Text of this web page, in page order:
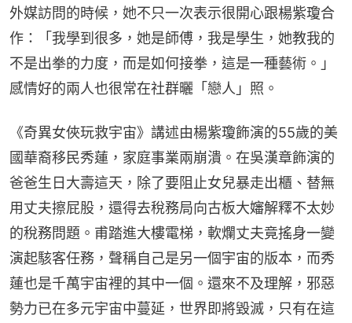
外媒訪問的時候，她不只一次表示很開心跟楊紫瓊合
作：「我學到很多，她是師傅，我是學生，她教我的
不是出拳的力度，而是如何接拳，這是一種藝術。」
感情好的兩人也很常在社群曬「戀人」照。
《奇異女俠玩救宇宙》講述由楊紫瓊飾演的55歲的美
國華裔移民秀蓮，家庭事業兩崩潰。在吳漢章飾演的
爸爸生日大壽這天，除了要阻止女兒暴走出櫃、替無
用丈夫擦屁股，還得去稅務局向古板大嬸解釋不太妙
的稅務問題。甫踏進大樓電梯，軟爛丈夫竟搖身一變
演起駭客任務，聲稱自己是另一個宇宙的版本，而秀
蓮也是千萬宇宙裡的其中一個。還來不及理解，邪惡
勢力已在多元宇宙中蔓延，世界即將毀滅，只有在這